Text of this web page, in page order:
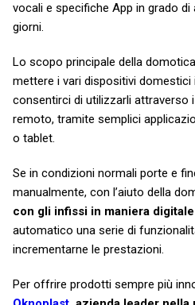
vocali e specifiche App in grado
giorni.
Lo scopo principale della
mettere i vari dispositivi
consentirci di utilizzarli attraverso
remoto, tramite semplici
o tablet.
Se in condizioni normali porte e
manualmente, con l’aiuto della
con gli infissi in maniera digitale
automatico una serie di
incrementarne le prestazioni.
Per offrire prodotti sempre più